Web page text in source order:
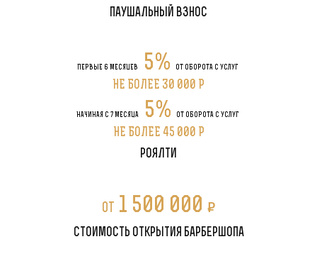
паушальный взнос
ПЕРВЫЕ 6 МЕСЯЦЕВ 5% ОТ ОБОРОТА С УСЛУГ
НЕ БОЛЕЕ 30 000 P
НАЧИНАЯ С 7 МЕСЯЦА 5% ОТ ОБОРОТА С УСЛУГ
НЕ БОЛЕЕ 45 000 P
роялти
от 1 500 000 P
стоимость открытия барбершопа